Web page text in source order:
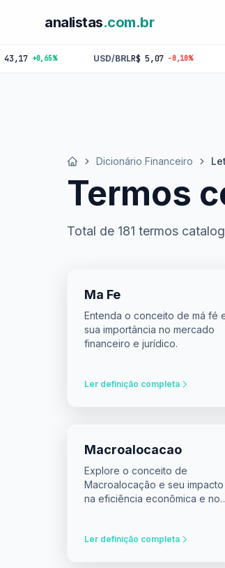
analistas.com.br
USD/BRLR$ 5,07 -0,10% EUR/BRLR$ 5,84
Início Dicionário Financeiro
Termos
Total de 181 termos
Ma Fe
Entenda o conceito de má fé
sua importância no mercado
financeiro e jurídico.
Ler definição completa
Macroalocacao
Explore o conceito de
Macroalocação e seu impacto
na eficiência econômica e nos
Ler definição completa